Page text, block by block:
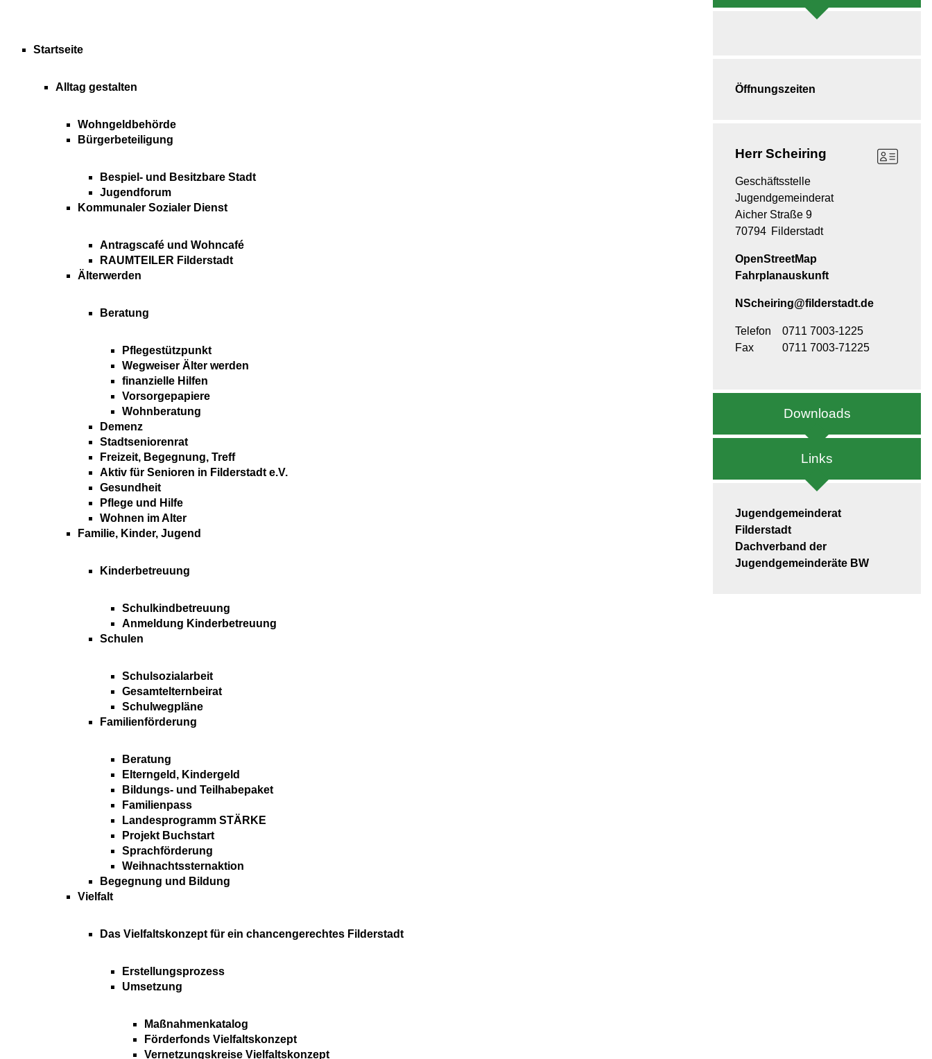
Startseite
Alltag gestalten
Wohngeldbehörde
Bürgerbeteiligung
Bespiel- und Besitzbare Stadt
Jugendforum
Kommunaler Sozialer Dienst
Antragscafé und Wohncafé
RAUMTEILER Filderstadt
Älterwerden
Beratung
Pflegestützpunkt
Wegweiser Älter werden
finanzielle Hilfen
Vorsorgepapiere
Wohnberatung
Demenz
Stadtseniorenrat
Freizeit, Begegnung, Treff
Aktiv für Senioren in Filderstadt e.V.
Gesundheit
Pflege und Hilfe
Wohnen im Alter
Familie, Kinder, Jugend
Kinderbetreuung
Schulkindbetreuung
Anmeldung Kinderbetreuung
Schulen
Schulsozialarbeit
Gesamtelternbeirat
Schulwegpläne
Familienförderung
Beratung
Elterngeld, Kindergeld
Bildungs- und Teilhabepaket
Familienpass
Landesprogramm STÄRKE
Projekt Buchstart
Sprachförderung
Weihnachtssternaktion
Begegnung und Bildung
Vielfalt
Das Vielfaltskonzept für ein chancengerechtes Filderstadt
Erstellungsprozess
Umsetzung
Maßnahmenkatalog
Förderfonds Vielfaltskonzept
Vernetzungskreise Vielfaltskonzept
Öffnungszeiten
Herr Scheiring
Geschäftsstelle
Jugendgemeinderat
Aicher Straße 9
70794 Filderstadt
OpenStreetMap
Fahrplanauskunft
NScheiring@filderstadt.de
Telefon
0711 7003-1225
Fax
0711 7003-71225
Downloads
Links
Jugendgemeinderat
Filderstadt
Dachverband der
Jugendgemeinderäte BW